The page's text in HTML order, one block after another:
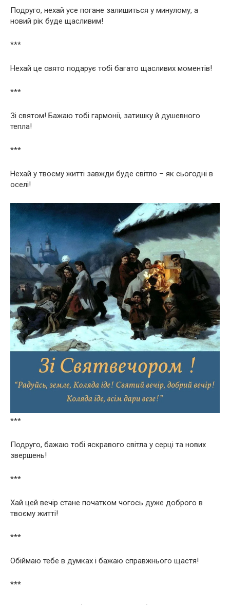
Подруго, нехай усе погане залишиться у минулому, а
новий рік буде щасливим!
***
Нехай це свято подарує тобі багато щасливих моментів!
***
Зі святом! Бажаю тобі гармонії, затишку й душевного
тепла!
***
Нехай у твоєму житті завжди буде світло – як сьогодні в
оселі!
***
Подруго, бажаю тобі яскравого світла у серці та нових
звершень!
***
Хай цей вечір стане початком чогось дуже доброго в
твоєму житті!
***
Обіймаю тебе в думках і бажаю справжнього щастя!
***